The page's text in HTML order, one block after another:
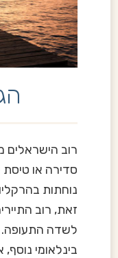
רוב הישראלים
נוחתות
זאת, רוב
לשדה התעופה.
בינלאומי